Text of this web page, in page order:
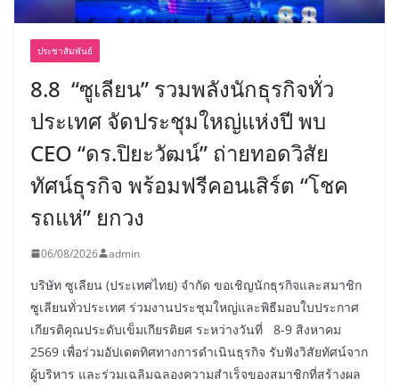
ประชาสัมพันธ์
8.8 “ซูเลียน” รวมพลังนักธุรกิจทั่ว
ประเทศ จัดประชุมใหญ่แห่งปี พบ
CEO “ดร.ปิยะวัฒน์” ถ่ายทอดวิสัย
ทัศน์ธุรกิจ พร้อมฟรีคอนเสิร์ต “โชค
รถแห่” ยกวง
06/08/2026 admin
บริษัท ซูเลียน (ประเทศไทย) จำกัด ขอเชิญนักธุรกิจและสมาชิก
ซูเลียนทั่วประเทศ ร่วมงานประชุมใหญ่และพิธีมอบใบประกาศ
เกียรติคุณประดับเข็มเกียรติยศ ระหว่างวันที่ 8-9 สิงหาคม
2569 เพื่อร่วมอัปเดตทิศทางการดำเนินธุรกิจ รับฟังวิสัยทัศน์จาก
ผู้บริหาร และร่วมเฉลิมฉลองความสำเร็จของสมาชิกที่สร้างผล